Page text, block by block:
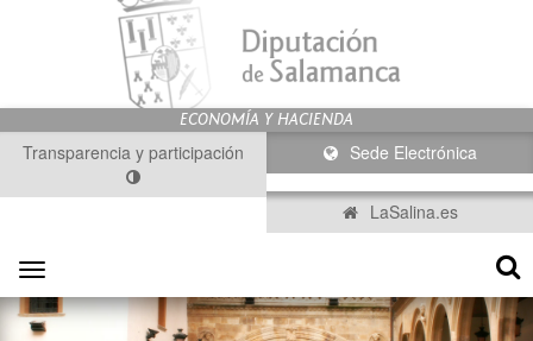
Sede Electrónica
Transparencia y participación
LaSalina.es
Toggle
navigation